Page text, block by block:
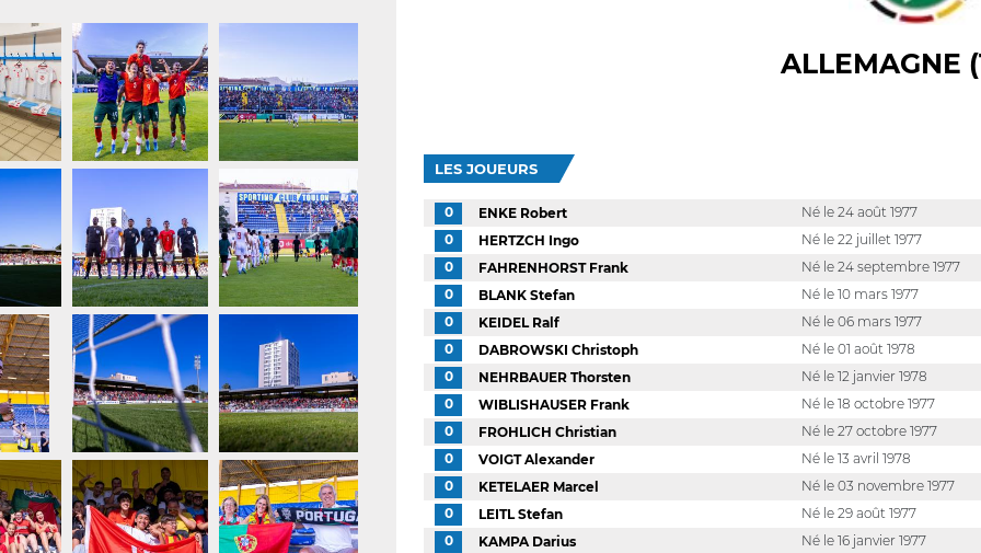
ALLEMAGNE
LES JOUEURS
0 ENKE Robert Né le 24 août 1977
0
HERTZCH Ingo
Né le 22 juillet 1977
0
FAHRENHORST Frank
Né le 24 septembre 1977
0
BLANK Stefan
Né le 10 mars 1977
0
KEIDEL Ralf
Né le 06 mars 1977
0
DABROWSKI Christoph
Né le 01 août 1978
0
NEHRBAUER Thorsten
Né le 12 janvier 1978
0
WIBLISHAUSER Frank
Né le 18 octobre 1977
0
FROHLICH Christian
Né le 27 octobre 1977
0
VOIGT Alexander
Né le 13 avril 1978
0
KETELAER Marcel
Né le 03 novembre 1977
0
LEITL Stefan
Né le 29 août 1977
0
KAMPA Darius
Né le 16 janvier 1977